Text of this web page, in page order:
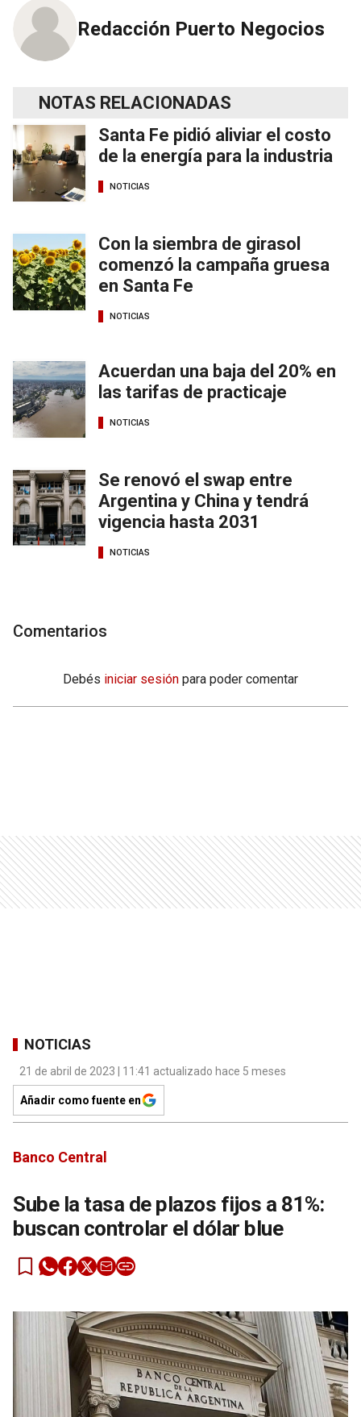
Redacción Puerto Negocios
NOTAS RELACIONADAS
Santa Fe pidió aliviar el costo
de la energía para la industria
NOTICIAS
Con la siembra de girasol
comenzó la campaña gruesa
en Santa Fe
NOTICIAS
Acuerdan una baja del 20% en
las tarifas de practicaje
NOTICIAS
Se renovó el swap entre
Argentina y China y tendrá
vigencia hasta 2031
NOTICIAS
Comentarios
Debés iniciar sesión para poder comentar
NOTICIAS
21 de abril de 2023 | 11:41 actualizado hace 5 meses
Añadir como fuente en
Banco Central
Sube la tasa de plazos fijos a 81%:
buscan controlar el dólar blue